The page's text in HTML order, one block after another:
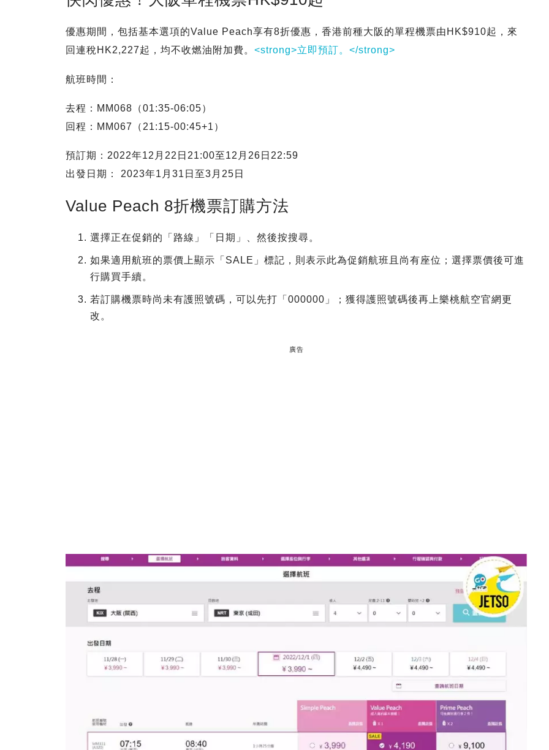
優惠期間，包括基本選項的Value Peach享有8折優惠，香港前種大阪的單程機票由HK$910起，來
回連稅HK2,227起，均不收燃油附加費。 <strong>立即預訂。</strong>
航班時間：
去程：MM068（01:35-06:05）
回程：MM067（21:15-00:45+1）
預訂期：2022年12月22日21:00至12月26日22:59
出發日期： 2023年1月31日至3月25日
Value Peach 8折機票訂購方法
選擇正在促銷的「路線」「日期」、然後按搜尋。
如果適用航班的票價上顯示「SALE」標記，則表示此為促銷航班且尚有座位；選擇票價後可進
行購買手續。
若訂購機票時尚未有護照號碼，可以先打「000000」；獲得護照號碼後再上樂桃航空官網更
改。
廣告